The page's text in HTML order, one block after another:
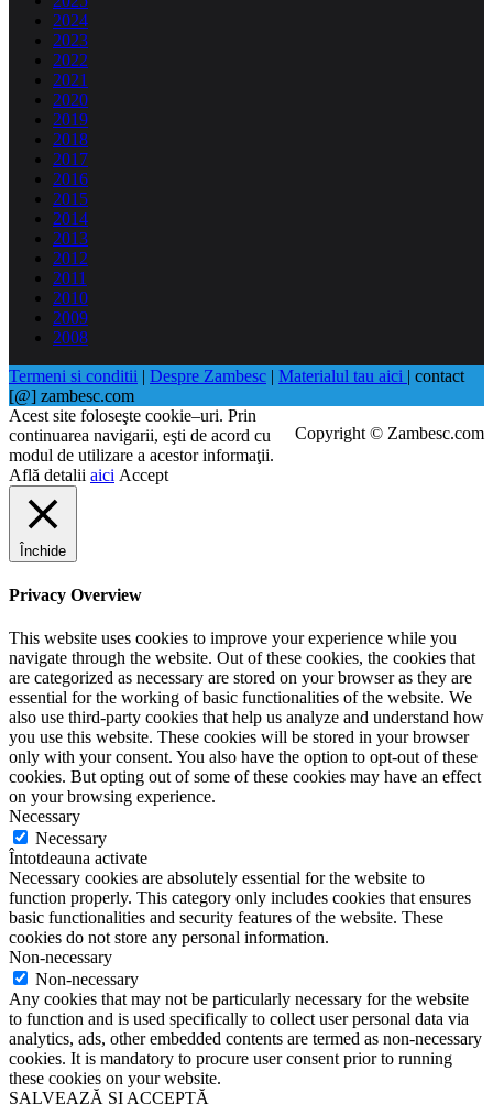
2024
2023
2022
2021
2020
2019
2018
2017
2016
2015
2014
2013
2012
2011
2010
2009
2008
Termeni si conditii | Despre Zambesc | Materialul tau aici | contact
[@] zambesc.com
Copyright © Zambesc.com
Acest site foloseşte cookie–uri. Prin
continuarea navigarii, eşti de acord cu
modul de utilizare a acestor informaţii.
Află detalii aici Accept
Închide
Privacy Overview
This website uses cookies to improve your experience while you
navigate through the website. Out of these cookies, the cookies that
are categorized as necessary are stored on your browser as they are
essential for the working of basic functionalities of the website. We
also use third-party cookies that help us analyze and understand how
you use this website. These cookies will be stored in your browser
only with your consent. You also have the option to opt-out of these
cookies. But opting out of some of these cookies may have an effect
on your browsing experience.
Necessary
Necessary
Întotdeauna activate
Necessary cookies are absolutely essential for the website to
function properly. This category only includes cookies that ensures
basic functionalities and security features of the website. These
cookies do not store any personal information.
Non-necessary
Non-necessary
Any cookies that may not be particularly necessary for the website
to function and is used specifically to collect user personal data via
analytics, ads, other embedded contents are termed as non-necessary
cookies. It is mandatory to procure user consent prior to running
these cookies on your website.
SALVEAZĂ ȘI ACCEPTĂ